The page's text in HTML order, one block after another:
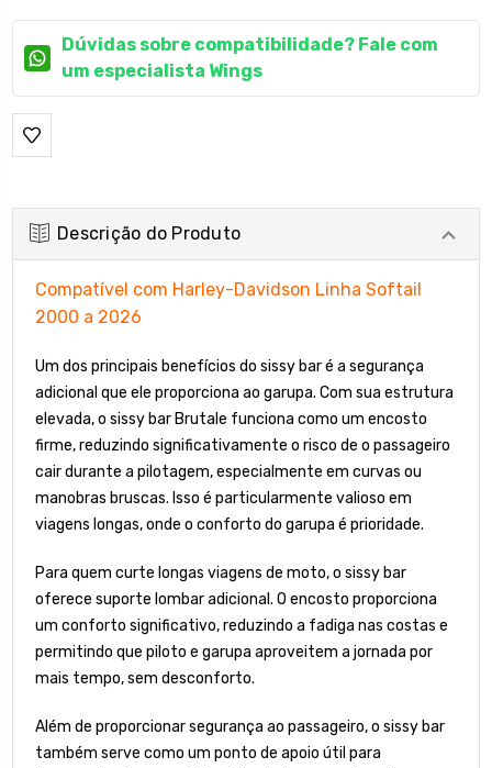
Dúvidas sobre compatibilidade? Fale com
um especialista Wings
Descrição do Produto
Compatível com Harley-Davidson Linha Softail
2000 a 2026
Um dos principais benefícios do sissy bar é a segurança
adicional que ele proporciona ao garupa. Com sua estrutura
elevada, o sissy bar Brutale funciona como um encosto
firme, reduzindo significativamente o risco de o passageiro
cair durante a pilotagem, especialmente em curvas ou
manobras bruscas. Isso é particularmente valioso em
viagens longas, onde o conforto do garupa é prioridade.
Para quem curte longas viagens de moto, o sissy bar
oferece suporte lombar adicional. O encosto proporciona
um conforto significativo, reduzindo a fadiga nas costas e
permitindo que piloto e garupa aproveitem a jornada por
mais tempo, sem desconforto.
Além de proporcionar segurança ao passageiro, o sissy bar
também serve como um ponto de apoio útil para